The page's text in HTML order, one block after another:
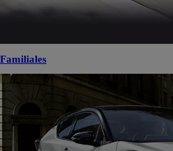
Familiales